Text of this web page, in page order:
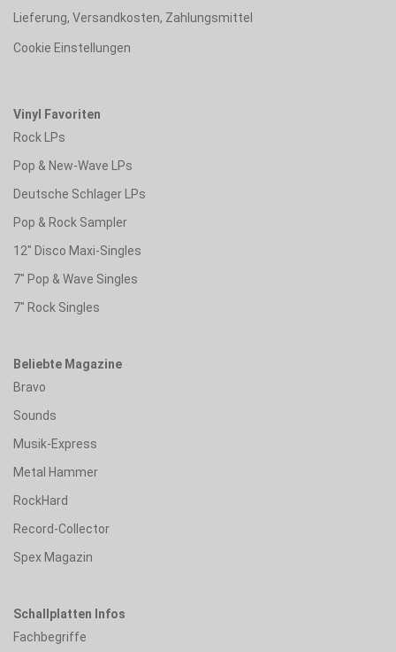
Lieferung, Versandkosten, Zahlungsmittel
Cookie Einstellungen
Vinyl Favoriten
Rock LPs
Pop & New-Wave LPs
Deutsche Schlager LPs
Pop & Rock Sampler
12" Disco Maxi-Singles
7" Pop & Wave Singles
7" Rock Singles
Beliebte Magazine
Bravo
Sounds
Musik-Express
Metal Hammer
RockHard
Record-Collector
Spex Magazin
Schallplatten Infos
Fachbegriffe